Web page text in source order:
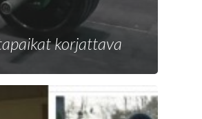
korjattava